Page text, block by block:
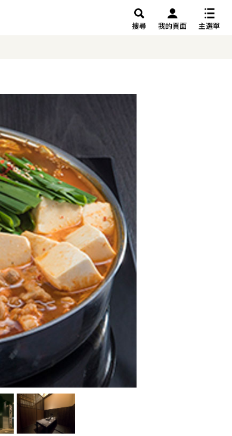
搜尋 我的頁面 主選單